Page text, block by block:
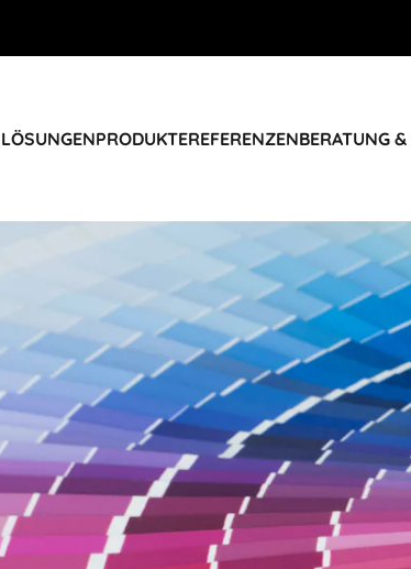
LÖSUNGENPRODUKTEREFERENZENBERATUNG &